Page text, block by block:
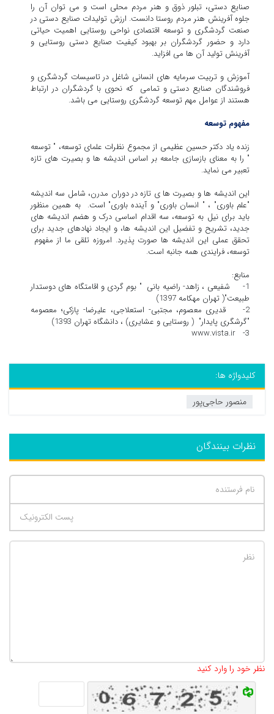
صنایع دستی، تبلور ذوق و هنر مردم محلی است و می توان آن را
جلوه آفرینش هنر مردم روستا دانست. ارزش تولیدات صنایع دستی در
صنعت گردشگری و توسعه اقتصادی نواحی روستایی اهمیت حیاتی
دارد و حضور گردشگران بر بهبود کیفیت صنایع دستی روستایی و
آفرینش تولید آن ها می افزاید.
آموزش و تربیت سرمایه های انسانی شاغل در تاسیسات گردشگری و
فروشندگان صنایع دستی و تمامی که نحوی با گردشگران در ارتباط
هستند از عوامل مهم توسعه گردشگری روستایی می باشد.
مفهوم توسعه
زنده یاد دکتر حسین عظیمی از مجموع نظرات علمای توسعه، " توسعه
" را به معنای بازسازی جامعه بر اساس اندیشه ها و بصیرت های تازه
تعبیر می نماید.
این اندیشه ها و بصیرت ها ی تازه در دوران مدرن، شامل سه اندیشه
"علم باوری" ، " انسان باوری" و آینده باوری" است. به همین منظور
باید برای نیل به توسعه، سه اقدام اساسی درک و هضم اندیشه های
جدید، تشریح و تفضیل این اندیشه ها، و ایجاد نهادهای جدید برای
تحقق عملی این اندیشه ها صورت پذیرد. امروزه تلقی ما از مفهوم
توسعه، فرایندی همه جانبه است.
منابع:
1- شفیعی ، زاهد- راضیه بانی " بوم گردی و اقامتگاه های دوستدار
طبیعت"( تهران مهکامه 1397)
2- قدیری معصوم، مجتبی- استعلاجی، علیرضا- پازکی؛ معصومه
"گرشگری پایدار" ( روستایی و عشایری) ، دانشگاه تهران 1393)
3- www.vista.ir
کلیدواژه ها:
منصور حاجی‌پور
نظرات بینندگان
نظر خود را وارد کنید